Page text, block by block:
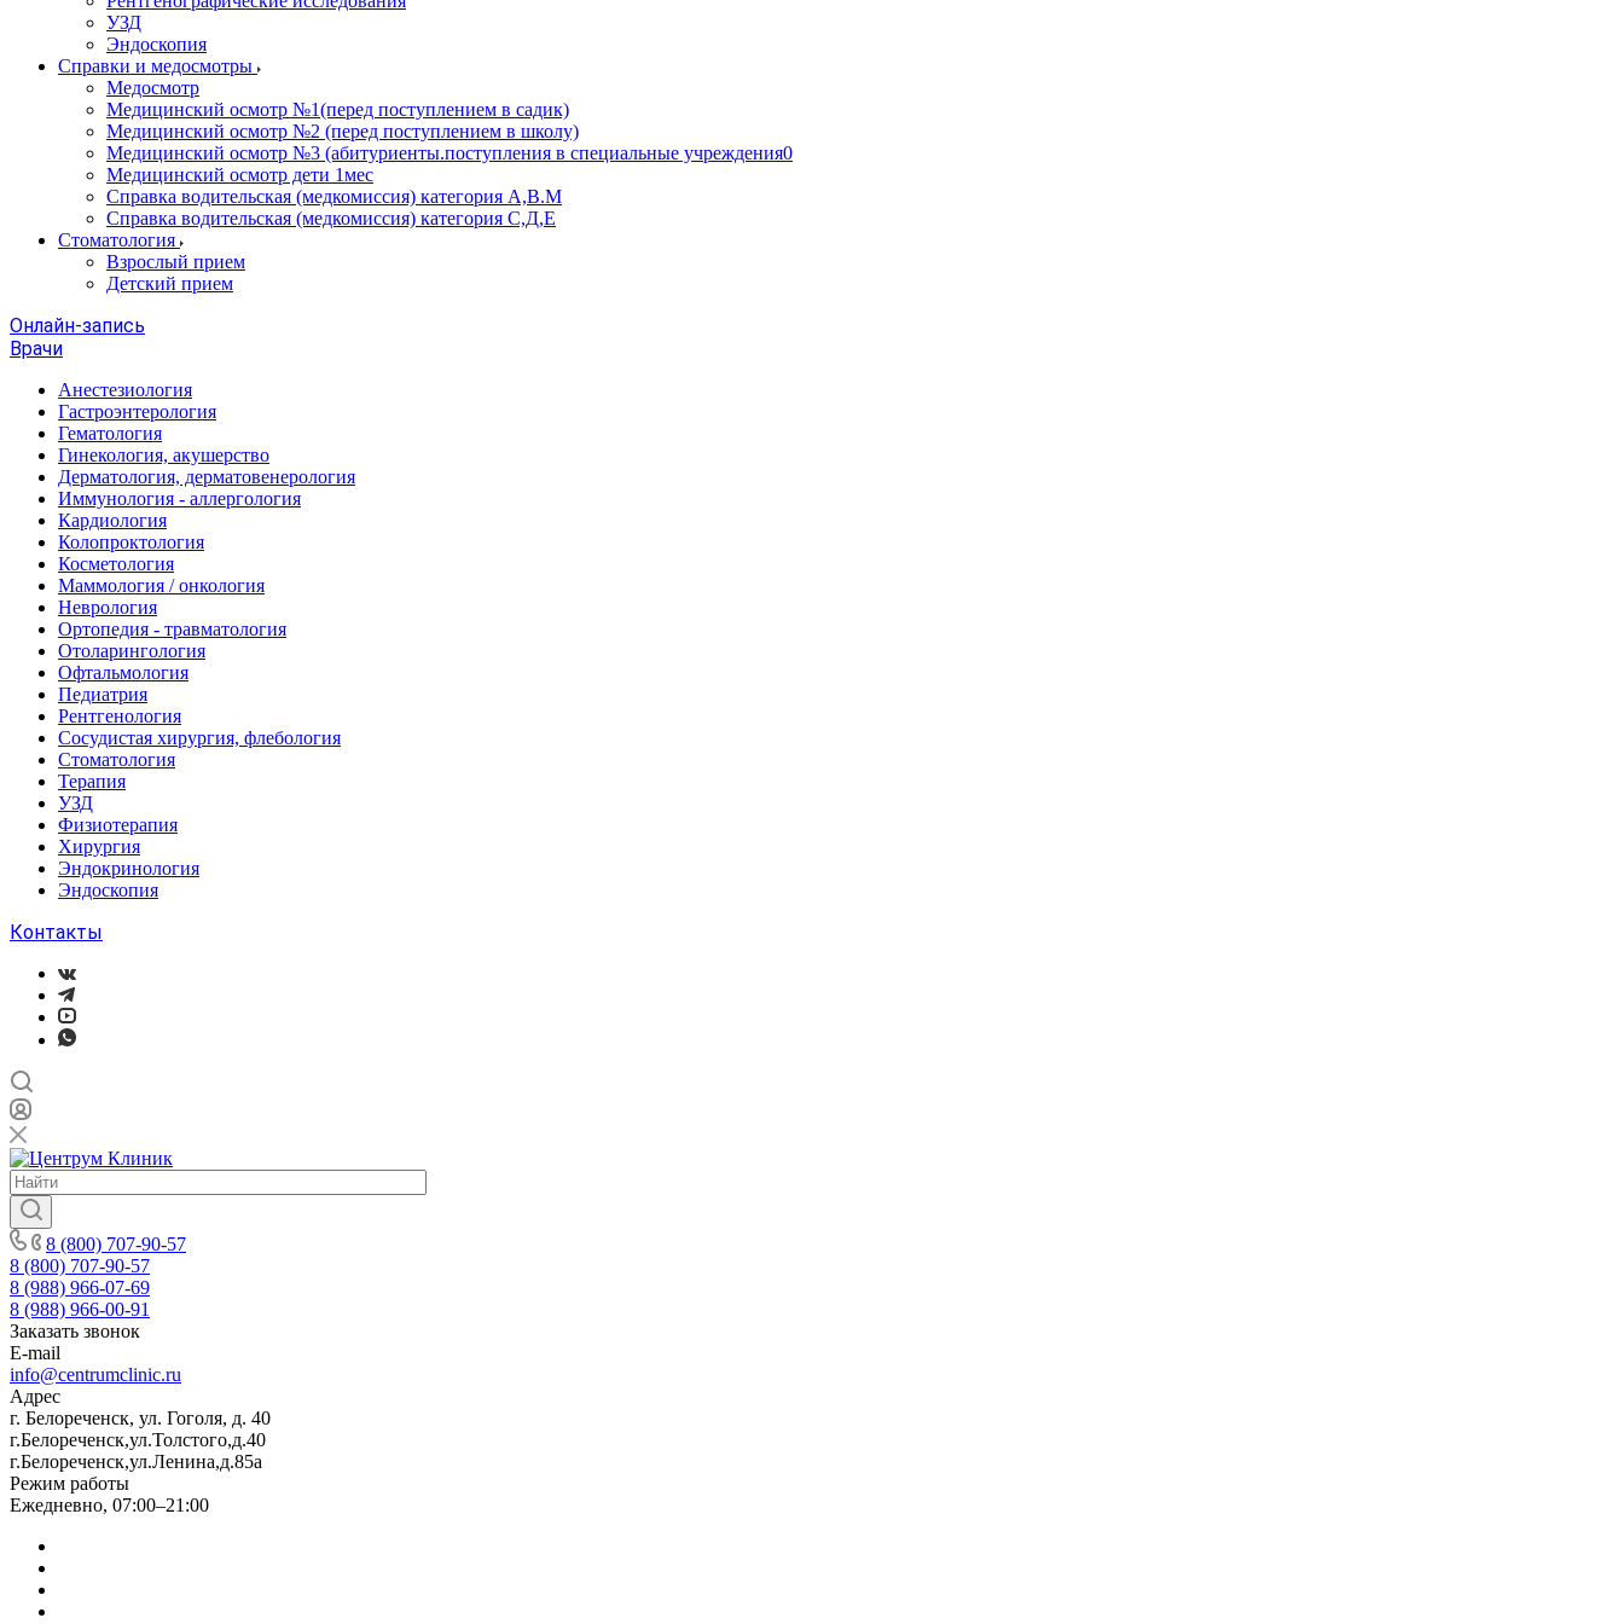
УЗД
Эндоскопия
Справки и медосмотры
Медосмотр
Медицинский осмотр №1(перед поступлением в садик)
Медицинский осмотр №2 (перед поступлением в школу)
Медицинский осмотр №3 (абитуриенты.поступления в специальные учреждения0
Медицинский осмотр дети 1мес
Справка водительская (медкомиссия) категория А,В.М
Справка водительская (медкомиссия) категория С,Д,Е
Стоматология
Взрослый прием
Детский прием
Онлайн-запись
Врачи
Анестезиология
Гастроэнтерология
Гематология
Гинекология, акушерство
Дерматология, дерматовенерология
Иммунология - аллергология
Кардиология
Колопроктология
Косметология
Маммология / онкология
Неврология
Ортопедия - травматология
Отоларингология
Офтальмология
Педиатрия
Рентгенология
Сосудистая хирургия, флебология
Стоматология
Терапия
УЗД
Физиотерапия
Хирургия
Эндокринология
Эндоскопия
Контакты
8 (800) 707-90-57
8 (800) 707-90-57
8 (988) 966-07-69
8 (988) 966-00-91
Заказать звонок
E-mail
info@centrumclinic.ru
Адрес
г. Белореченск, ул. Гоголя, д. 40
г.Белореченск,ул.Толстого,д.40
г.Белореченск,ул.Ленина,д.85а
Режим работы
Ежедневно, 07:00–21:00